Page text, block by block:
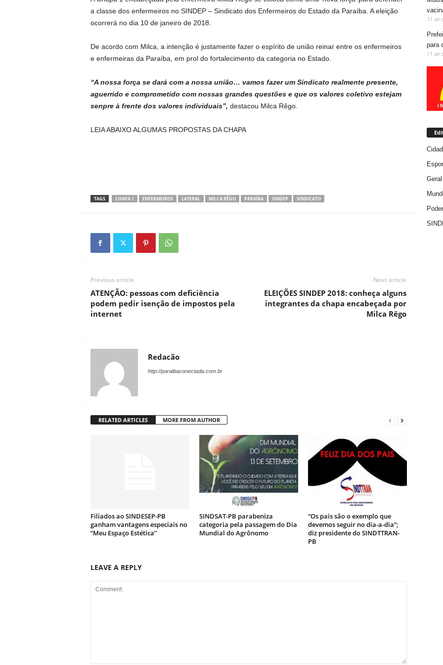
a classe dos enfermeiros no SINDEP – Sindicato dos Enfermeiros do Estado da Paraíba. A eleição
ocorrerá no dia 10 de janeiro de 2018.
De acordo com Milca, a intenção é justamente fazer o espírito de união reinar entre os enfermeiros
e enfermeiras da Paraíba, em prol do fortalecimento da categoria no Estado.
“A nossa força se dará com a nossa união… vamos fazer um Sindicato realmente presente,
aguerrido e comprometido com nossas grandes questões e que os valores coletivo estejam
senpre à frente dos valores individuais”, destacou Milca Rêgo.
LEIA ABAIXO ALGUMAS PROPOSTAS DA CHAPA
TAGS CHAPA 1 ENFERMEIROS LATERAL MILCA RÊGO PARAÍBA SINDEP SINDICATO
Previous article
ATENÇÃO: pessoas com deficiência
podem pedir isenção de impostos pela
internet
Next article
ELEIÇÕES SINDEP 2018: conheça alguns
integrantes da chapa encabeçada por
Milca Rêgo
Redacão
http://paraibaconectada.com.br
RELATED ARTICLES MORE FROM AUTHOR
Filiados ao SINDESEP-PB
ganham vantagens especiais no
“Meu Espaço Estética”
SINDSAT-PB parabeniza
categoria pela passagem do Dia
Mundial do Agrônomo
“Os pais são o exemplo que
devemos seguir no dia-a-dia”;
diz presidente do SINDTTRAN-
PB
LEAVE A REPLY
11 de
para
11 de
Geral